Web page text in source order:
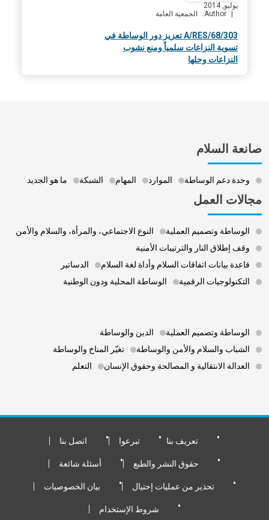
يوليو, 2014
Author
الجمعية العامة
A/RES/68/303 تعزيز دور الوساطة في
تسوية النزاعات سلمياً ومنع نشوب
النزاعات وحلها
صانعة السلام
وحدة دعم الوساطة الموارد المهام الشبكة ما هو الجديد
مجالات العمل
الوساطة وتصميم العملية
النوع الاجتماعي، والمرأة، والسلام والأمن
وقف إطلاق النار والترتيبات الأمنية
قاعدة بيانات اتفاقات السلام وأداة لغة السلام
الدساتير
التكنولوجيات الرقمية
الوساطة المحلية ودون الوطنية
Footer 3
الوساطة وتصميم العملية
الدين والوساطة
الشباب والسلام والأمن والوساطة
تغيّر المناخ والوساطة
العدالة الانتقالية و المصالحة وحقوق الإنسان
التعلم
Footer Bottom
تعريف بنا تبرعوا اتصل بنا
حقوق النشر والطبع أسئلة شائعة
تحذير من عمليات إحتيال بيان الخصوصيات
شروط الإستخدام